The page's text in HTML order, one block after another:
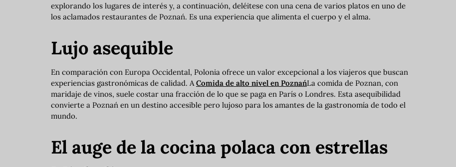
explorando los lugares de interés y, a continuación, deléitese con una cena de varios platos en uno de
los aclamados restaurantes de Poznań. Es una experiencia que alimenta el cuerpo y el alma.
Lujo asequible
En comparación con Europa Occidental, Polonia ofrece un valor excepcional a los viajeros que buscan
experiencias gastronómicas de calidad. AComida de alto nivel en PoznańLa comida de Poznan, con
maridaje de vinos, suele costar una fracción de lo que se paga en París o Londres. Esta asequibilidad
convierte a Poznań en un destino accesible pero lujoso para los amantes de la gastronomía de todo el
mundo.
El auge de la cocina polaca con estrellas